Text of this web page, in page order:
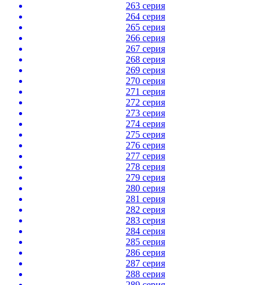
263 серия
264 серия
265 серия
266 серия
267 серия
268 серия
269 серия
270 серия
271 серия
272 серия
273 серия
274 серия
275 серия
276 серия
277 серия
278 серия
279 серия
280 серия
281 серия
282 серия
283 серия
284 серия
285 серия
286 серия
287 серия
288 серия